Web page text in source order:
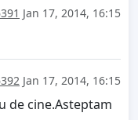
Jan 17, 2014, 16:15
Jan 17, 2014, 16:15
de cine.Asteptam